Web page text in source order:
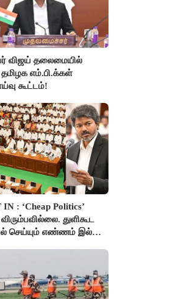
விஜய் தலைமையில்
எம்.பி.க்கள்
கூட்டம்!
IN : ‘Cheap Politics’
துளிகூட
செய்யும் எண்ணம் இல்லை